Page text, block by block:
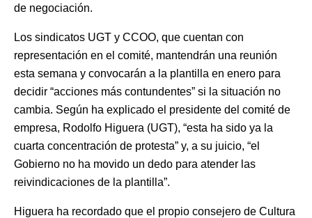
de negociación.
Los sindicatos UGT y CCOO, que cuentan con
representación en el comité, mantendrán una reunión
esta semana y convocarán a la plantilla en enero para
decidir “acciones más contundentes” si la situación no
cambia. Según ha explicado el presidente del comité de
empresa, Rodolfo Higuera (UGT), “esta ha sido ya la
cuarta concentración de protesta” y, a su juicio, “el
Gobierno no ha movido un dedo para atender las
reivindicaciones de la plantilla”.
Higuera ha recordado que el propio consejero de Cultura